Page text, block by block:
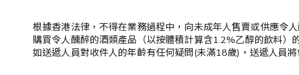
根據香港法律，不得在業務過程中，向未成年人售賣或供應令人
購買令人醺醉的酒類產品（以按體積計算含1.2%乙醇的飲料）
如送遞人員對收件人的年齡有任何疑問(未滿18歲)，送遞人員